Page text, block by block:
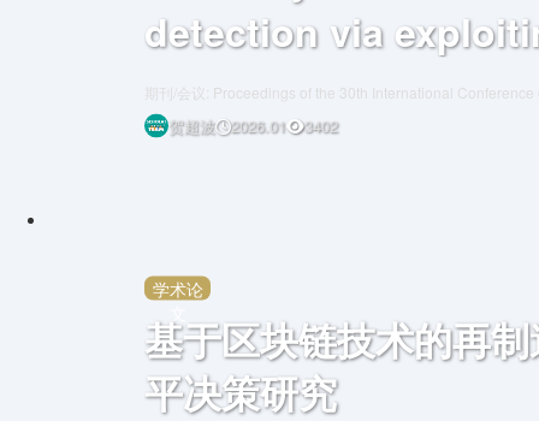
detection via
member transition
期刊/会议: Proceedings of the 30th International
Advanced Applications (DASFAA25)
贺超波 2026.01 3402
学术论
基于区块链技术的再
平决策研究